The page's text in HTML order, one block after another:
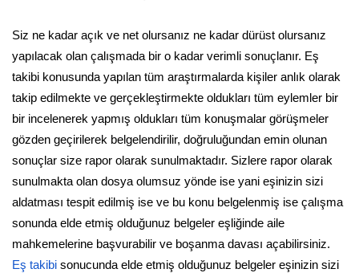
Siz ne kadar açık ve net olursanız ne kadar dürüst olursanız
yapılacak olan çalışmada bir o kadar verimli sonuçlanır. Eş
takibi konusunda yapılan tüm araştırmalarda kişiler anlık olarak
takip edilmekte ve gerçekleştirmekte oldukları tüm eylemler bir
bir incelenerek yapmış oldukları tüm konuşmalar görüşmeler
gözden geçirilerek belgelendirilir, doğruluğundan emin olunan
sonuçlar size rapor olarak sunulmaktadır. Sizlere rapor olarak
sunulmakta olan dosya olumsuz yönde ise yani eşinizin sizi
aldatması tespit edilmiş ise ve bu konu belgelenmiş ise çalışma
sonunda elde etmiş olduğunuz belgeler eşliğinde aile
mahkemelerine başvurabilir ve boşanma davası açabilirsiniz.
Eş takibi sonucunda elde etmiş olduğunuz belgeler eşinizin sizi